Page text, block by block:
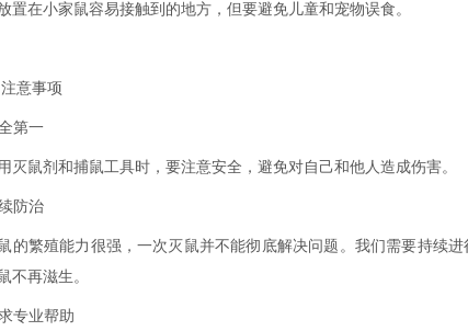
置在小家鼠容易接触到的地方，但要避免儿童和宠物误食。
意事项
第一
灭鼠剂和捕鼠工具时，要注意安全，避免对自己和他人造成伤害。
防治
的繁殖能力很强，一次灭鼠并不能彻底解决问题。我们需要持续进
不再滋生。
专业帮助